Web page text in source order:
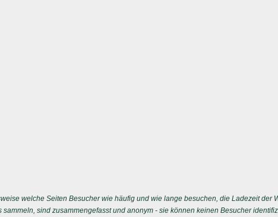
welche Seiten Besucher wie häufig und wie lange besuchen, die Ladezeit der
sind zusammengefasst und anonym - sie können keinen Besucher